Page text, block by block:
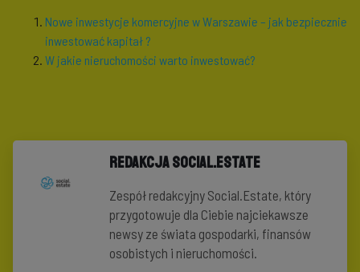
Nowe inwestycje komercyjne w Warszawie – jak bezpiecznie
inwestować kapitał ?
W jakie nieruchomości warto inwestować?
Redakcja Social.Estate
Zespół redakcyjny Social.Estate, który
przygotowuje dla Ciebie najciekawsze
newsy ze świata gospodarki, finansów
osobistych i nieruchomości.